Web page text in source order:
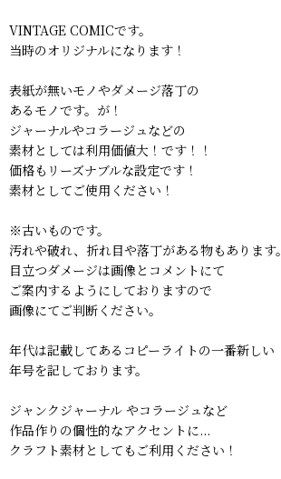
VINTAGE COMICです。
当時のオリジナルになります！
表紙が無いモノやダメージ落丁の
あるモノです。が！
ジャーナルやコラージュなどの
素材としては利用価値大！です！！
価格もリーズナブルな設定です！
素材としてご使用ください！
※古いものです。
汚れや破れ、折れ目や落丁がある物もあります。
目立つダメージは画像とコメントにて
ご案内するようにしておりますので
画像にてご判断ください。
年代は記載してあるコピーライトの一番新しい
年号を記しております。
ジャンクジャーナル やコラージュなど
作品作りの個性的なアクセントに...
クラフト素材としてもご利用ください！